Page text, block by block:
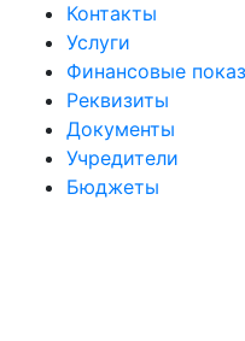
Контакты
Услуги
Финансовые
Реквизиты
Документы
Учредители
Бюджеты